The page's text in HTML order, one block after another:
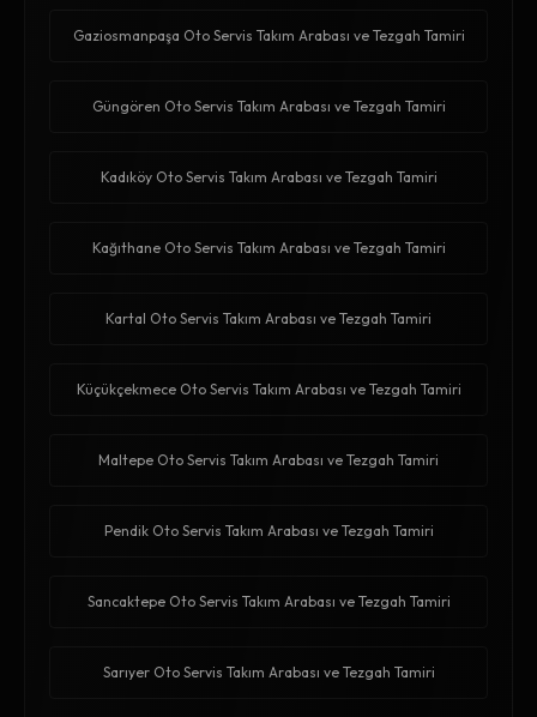
Gaziosmanpaşa Oto Servis Takım Arabası ve Tezgah Tamiri
Güngören Oto Servis Takım Arabası ve Tezgah Tamiri
Kadıköy Oto Servis Takım Arabası ve Tezgah Tamiri
Kağıthane Oto Servis Takım Arabası ve Tezgah Tamiri
Kartal Oto Servis Takım Arabası ve Tezgah Tamiri
Küçükçekmece Oto Servis Takım Arabası ve Tezgah Tamiri
Maltepe Oto Servis Takım Arabası ve Tezgah Tamiri
Pendik Oto Servis Takım Arabası ve Tezgah Tamiri
Sancaktepe Oto Servis Takım Arabası ve Tezgah Tamiri
Sarıyer Oto Servis Takım Arabası ve Tezgah Tamiri